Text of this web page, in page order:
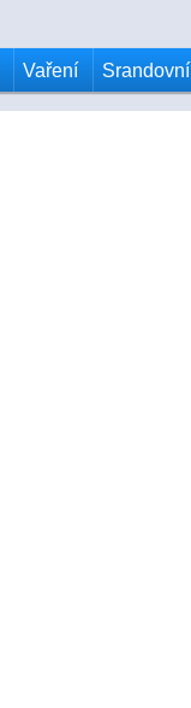
Vaření Srandovní